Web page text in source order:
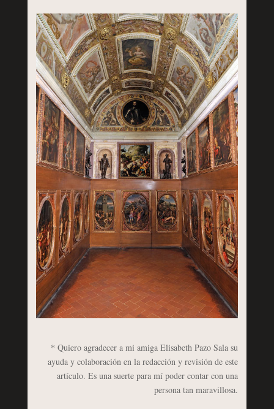
* Quiero agradecer a mi amiga Elisabeth Pazo Sala su
ayuda y colaboración en la redacción y revisión de este
artículo. Es una suerte para mí poder contar con una
persona tan maravillosa.